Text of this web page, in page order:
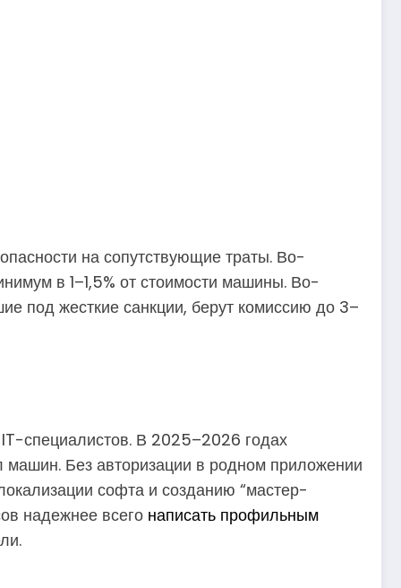
на сопутствующие траты. Во-
в 1–1,5% от стоимости машины. Во-
под жесткие санкции, берут комиссию до 3–
IT-специалистов. В 2025–2026 годах
машин. Без авторизации в родном приложении
софта и созданию “мастер-
надежнее всего написать профильным